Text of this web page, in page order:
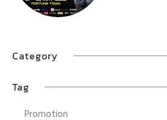
Category
Tag
Promotion